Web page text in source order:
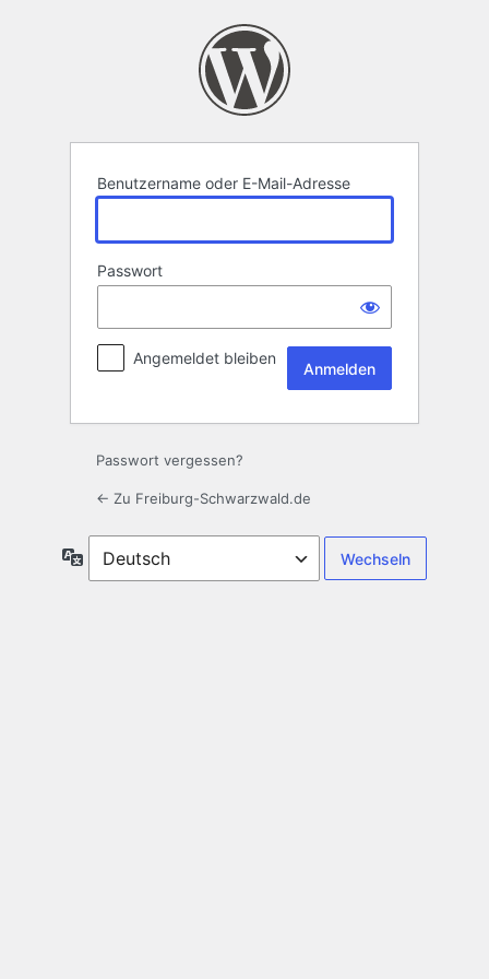
Benutzername oder E-Mail-Adresse
Passwort
Angemeldet bleiben
Passwort vergessen?
← Zu Freiburg-Schwarzwald.de
Sprache